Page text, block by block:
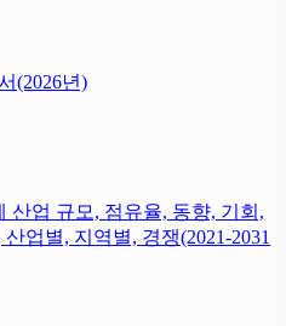
(2026년)
산업 규모, 점유율, 동향, 기회,
업별, 지역별, 경쟁(2021-2031